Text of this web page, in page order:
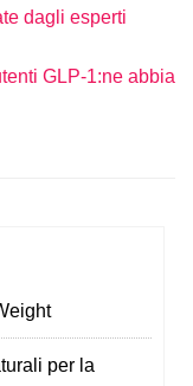
dagli esperti
GLP-1:ne abbia
per la